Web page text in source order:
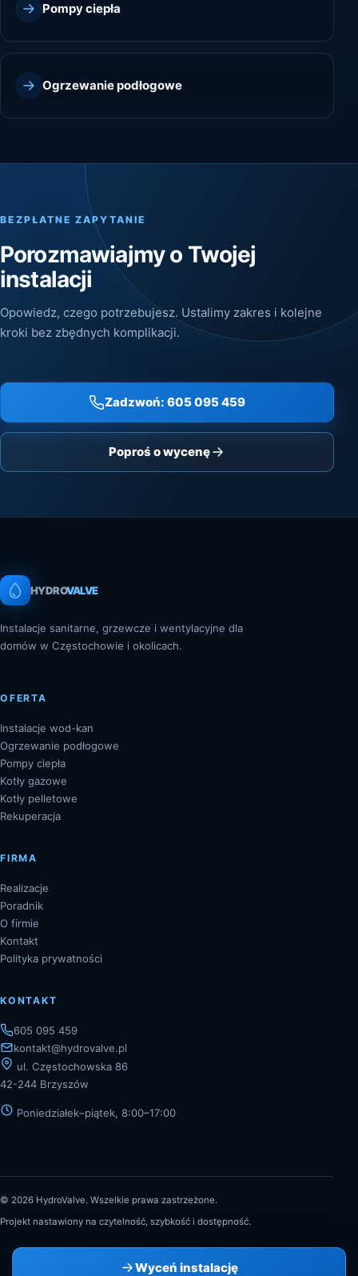
Pompy ciepła
Ogrzewanie podłogowe
BEZPŁATNE ZAPYTANIE
Porozmawiajmy o Twojej
instalacji
Opowiedz, czego potrzebujesz. Ustalimy zakres i kolejne
kroki bez zbędnych komplikacji.
Zadzwoń: 605 095 459
Poproś o wycenę
HYDROVALVE
Instalacje sanitarne, grzewcze i wentylacyjne dla
domów w Częstochowie i okolicach.
OFERTA
Instalacje wod-kan
Ogrzewanie podłogowe
Pompy ciepła
Kotły gazowe
Kotły pelletowe
Rekuperacja
FIRMA
Realizacje
Poradnik
O firmie
Kontakt
Polityka prywatności
KONTAKT
605 095 459
kontakt@hydrovalve.pl
ul. Częstochowska 86
42-244 Brzyszów
Poniedziałek–piątek, 8:00–17:00
© 2026 HydroValve. Wszelkie prawa zastrzeżone.
Projekt nastawiony na czytelność, szybkość i dostępność.
Wyceń instalację